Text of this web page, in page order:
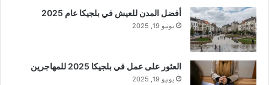
أفضل المدن للعيش في بلجيكا عام 2025
يونيو 19, 2025
العثور على عمل في بلجيكا 2025 للمهاجرين
يونيو 19, 2025